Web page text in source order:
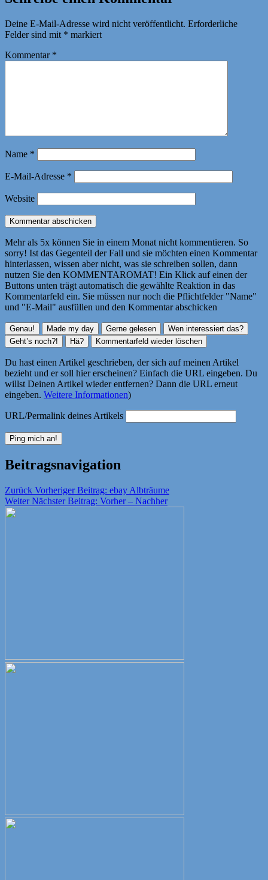
Deine E-Mail-Adresse wird nicht veröffentlicht. Erforderliche
Felder sind mit * markiert
Kommentar *
Name *
E-Mail-Adresse *
Website
Mehr als 5x können Sie in einem Monat nicht kommentieren. So
sorry! Ist das Gegenteil der Fall und sie möchten einen Kommentar
hinterlassen, wissen aber nicht, was sie schreiben sollen, dann
nutzen Sie den KOMMENTAROMAT! Ein Klick auf einen der
Buttons unten trägt automatisch die gewählte Reaktion in das
Kommentarfeld ein. Sie müssen nur noch die Pflichtfelder "Name"
und "E-Mail" ausfüllen und den Kommentar abschicken
Du hast einen Artikel geschrieben, der sich auf meinen Artikel
bezieht und er soll hier erscheinen? Einfach die URL eingeben. Du
willst Deinen Artikel wieder entfernen? Dann die URL erneut
eingeben. Weitere Informationen)
URL/Permalink deines Artikels
Beitragsnavigation
Zurück Vorheriger Beitrag: ebay Albträume
Weiter Nächster Beitrag: Vorher – Nachher